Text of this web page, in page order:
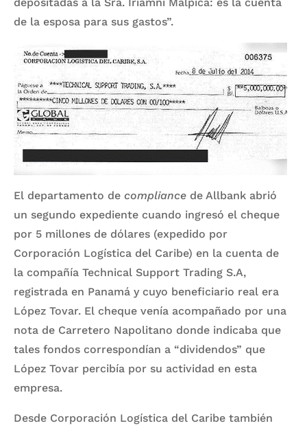
de la esposa para sus gastos”.
El departamento de compliance de Allbank abrió
un segundo expediente cuando ingresó el cheque
por 5 millones de dólares (expedido por
Corporación Logística del Caribe) en la cuenta de
la compañía Technical Support Trading S.A,
registrada en Panamá y cuyo beneficiario real era
López Tovar. El cheque venía acompañado por una
nota de Carretero Napolitano donde indicaba que
tales fondos correspondían a “dividendos” que
López Tovar percibía por su actividad en esta
empresa.
Desde Corporación Logística del Caribe también